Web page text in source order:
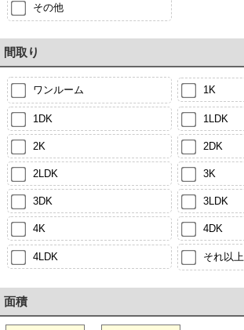
その他
間取り
ワンルーム 1K
1DK 1LDK
2K 2DK
2LDK 3K
3DK 3LDK
4K 4DK
4LDK それ以上
面積